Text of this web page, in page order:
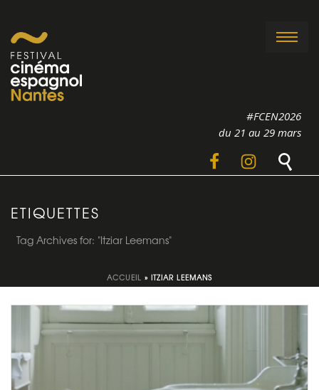
#FCEN2026
du 21 au 29 mars
ETIQUETTES
Tag Archives for: "Itziar Leemans"
ACCUEIL » ITZIAR LEEMANS